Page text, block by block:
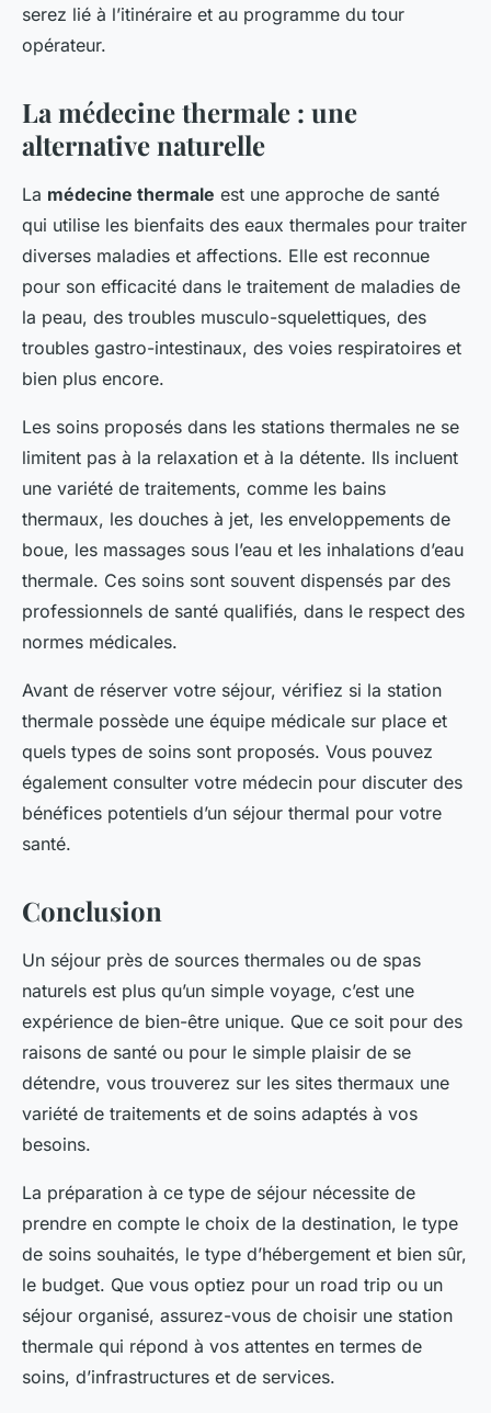
serez lié à l’itinéraire et au programme du tour
opérateur.
La médecine thermale : une
alternative naturelle
La médecine thermale est une approche de santé
qui utilise les bienfaits des eaux thermales pour traiter
diverses maladies et affections. Elle est reconnue
pour son efficacité dans le traitement de maladies de
la peau, des troubles musculo-squelettiques, des
troubles gastro-intestinaux, des voies respiratoires et
bien plus encore.
Les soins proposés dans les stations thermales ne se
limitent pas à la relaxation et à la détente. Ils incluent
une variété de traitements, comme les bains
thermaux, les douches à jet, les enveloppements de
boue, les massages sous l’eau et les inhalations d’eau
thermale. Ces soins sont souvent dispensés par des
professionnels de santé qualifiés, dans le respect des
normes médicales.
Avant de réserver votre séjour, vérifiez si la station
thermale possède une équipe médicale sur place et
quels types de soins sont proposés. Vous pouvez
également consulter votre médecin pour discuter des
bénéfices potentiels d’un séjour thermal pour votre
santé.
Conclusion
Un séjour près de sources thermales ou de spas
naturels est plus qu’un simple voyage, c’est une
expérience de bien-être unique. Que ce soit pour des
raisons de santé ou pour le simple plaisir de se
détendre, vous trouverez sur les sites thermaux une
variété de traitements et de soins adaptés à vos
besoins.
La préparation à ce type de séjour nécessite de
prendre en compte le choix de la destination, le type
de soins souhaités, le type d’hébergement et bien sûr,
le budget. Que vous optiez pour un road trip ou un
séjour organisé, assurez-vous de choisir une station
thermale qui répond à vos attentes en termes de
soins, d’infrastructures et de services.